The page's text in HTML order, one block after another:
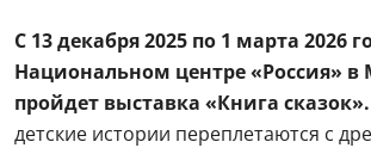
С 13 декабря 2025 по 1 марта 2026
Национальном центре «Россия» в
пройдет выставка «Книга сказок».
детские истории переплетаются с